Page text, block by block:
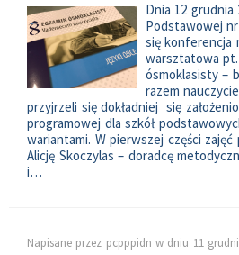
Dnia 12 grudnia
Podstawowej nr
się konferencja
warsztatowa
ósmoklasisty –
razem
przyjrzeli się dokładniej się
programowej dla szkół
wariantami. W pierwszej części
Alicję Skoczylas – doradcę
i…
Napisane przez pcpppidn w dniu 11